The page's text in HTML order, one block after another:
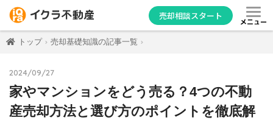
売却相談スタート
メニュー
トップ 売却基礎知識の記事一覧
2024/09/27
家やマンションをどう売る？4つの不動
産売却方法と選び方のポイントを徹底解